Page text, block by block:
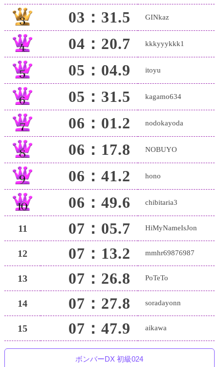
03：31.5 GINkaz
04：20.7 kkkyyykkk1
05：04.9 itoyu
05：31.5 kagamo634
06：01.2 nodokayoda
06：17.8 NOBUYO
06：41.2 hono
06：49.6 chibitaria3
11 07：05.7 HiMyNameIsJon
12 07：13.2 mmhr69876987
13 07：26.8 PoTeTo
14 07：27.8 soradayonn
15 07：47.9 aikawa
ボンバーDX 初級024